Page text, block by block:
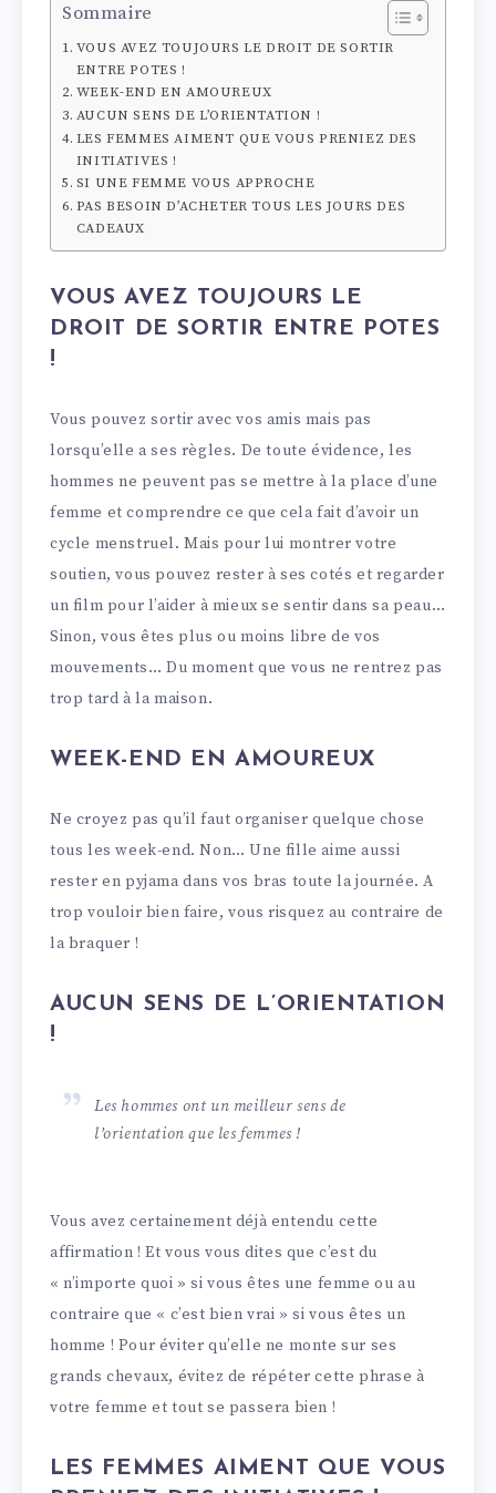
Sommaire
VOUS AVEZ TOUJOURS LE DROIT DE SORTIR
ENTRE POTES !
WEEK-END EN AMOUREUX
AUCUN SENS DE L’ORIENTATION !
LES FEMMES AIMENT QUE VOUS PRENIEZ DES
INITIATIVES !
SI UNE FEMME VOUS APPROCHE
PAS BESOIN D’ACHETER TOUS LES JOURS DES
CADEAUX
VOUS AVEZ TOUJOURS LE
DROIT DE SORTIR ENTRE POTES
!
Vous pouvez sortir avec vos amis mais pas
lorsqu’elle a ses règles. De toute évidence, les
hommes ne peuvent pas se mettre à la place d’une
femme et comprendre ce que cela fait d’avoir un
cycle menstruel. Mais pour lui montrer votre
soutien, vous pouvez rester à ses cotés et regarder
un film pour l’aider à mieux se sentir dans sa peau…
Sinon, vous êtes plus ou moins libre de vos
mouvements… Du moment que vous ne rentrez pas
trop tard à la maison.
WEEK-END EN AMOUREUX
Ne croyez pas qu’il faut organiser quelque chose
tous les week-end. Non… Une fille aime aussi
rester en pyjama dans vos bras toute la journée. A
trop vouloir bien faire, vous risquez au contraire de
la braquer !
AUCUN SENS DE L’ORIENTATION
!
Les hommes ont un meilleur sens de
l’orientation que les femmes !
Vous avez certainement déjà entendu cette
affirmation ! Et vous vous dites que c’est du
« n’importe quoi » si vous êtes une femme ou au
contraire que « c’est bien vrai » si vous êtes un
homme ! Pour éviter qu’elle ne monte sur ses
grands chevaux, évitez de répéter cette phrase à
votre femme et tout se passera bien !
LES FEMMES AIMENT QUE VOUS